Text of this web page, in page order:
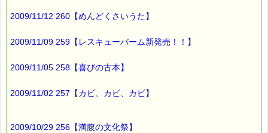
提出日に忘れて行ったんです。
不思議なことに
2009/11/12 260【めんどくさいうた】
2009/11/09 259【レスキューバーム新発売！！】
2009/11/05 258【喜びの古本】
2009/11/02 257【カビ、カビ、カビ】
2009/10/29 256【満腹の文化祭】